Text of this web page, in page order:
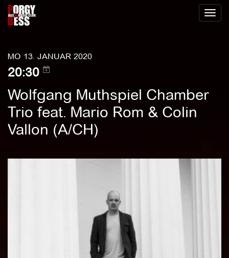
Toggle
MO 13. JANUAR 2020
20:30
Wolfgang Muthspiel Chamber
Trio feat. Mario Rom & Colin
Vallon (A/CH)